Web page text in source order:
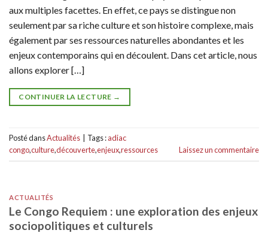
aux multiples facettes. En effet, ce pays se distingue non
seulement par sa riche culture et son histoire complexe, mais
également par ses ressources naturelles abondantes et les
enjeux contemporains qui en découlent. Dans cet article, nous
allons explorer […]
CONTINUER LA LECTURE →
Posté dansActualités Tags :adiac
congo,culture,découverte,enjeux,ressources Laissez un commentaire
ACTUALITÉS
Le Congo Requiem : une exploration des enjeux
sociopolitiques et culturels